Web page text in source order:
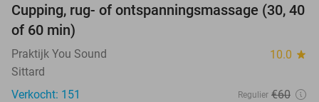
60%
Cupping, rug- of ontspanningsmassage (30, 40
of 60 min)
Praktijk You Sound 10.0 star
Sittard
Verkocht: 151
Regulier €60